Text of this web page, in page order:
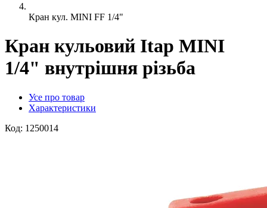
Кран кул. MINI FF 1/4"
Кран кульовий Itap MINI
1/4" внутрішня різьба
Усе про товар
Характеристики
Код: 1250014